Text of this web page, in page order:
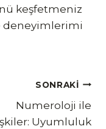
keşfetmeniz
deneyimlerimi
SONRAKI
Numeroloji ile
Uyumluluk